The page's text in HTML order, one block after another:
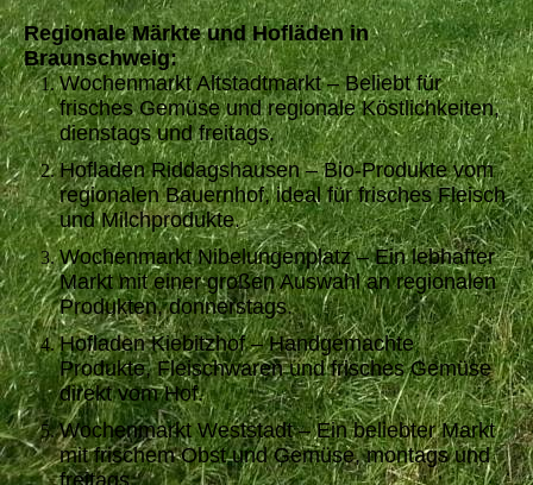
Regionale Märkte und Hofläden in
Braunschweig:
Wochenmarkt Altstadtmarkt – Beliebt für
frisches Gemüse und regionale Köstlichkeiten,
dienstags und freitags.
Hofladen Riddagshausen – Bio-Produkte vom
regionalen Bauernhof, ideal für frisches Fleisch
und Milchprodukte.
Wochenmarkt Nibelungenplatz – Ein lebhafter
Markt mit einer großen Auswahl an regionalen
Produkten, donnerstags.
Hofladen Kiebitzhof – Handgemachte
Produkte, Fleischwaren und frisches Gemüse
direkt vom Hof.
Wochenmarkt Weststadt – Ein beliebter Markt
mit frischem Obst und Gemüse, montags und
freitags.